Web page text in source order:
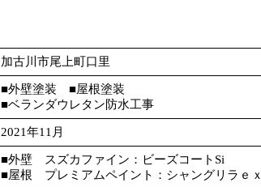
加古川市尾上町口里
■外壁塗装 ■屋根塗装
■ベランダウレタン防水工事
2021年11月
■外壁 スズカファイン：ビーズコートSi
■屋根 プレミアムペイント：シャングリラｅｘ